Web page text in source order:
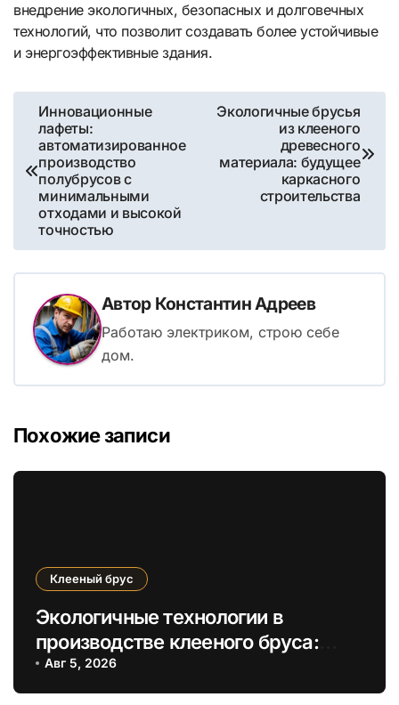
внедрение экологичных, безопасных и долговечных
технологий, что позволит создавать более устойчивые
и энергоэффективные здания.
Навигация
по
записям
Инновационные
лафеты:
автоматизированное
производство
полубрусов с
минимальными
отходами и высокой
точностью
Экологичные брусья
из клееного
древесного
материала: будущее
каркасного
строительства
Автор Константин Адреев
Работаю электриком, строю себе
дом.
Похожие записи
Клееный брус
Экологичные технологии в
производстве клееного бруса:
снижение углеродного следа и
энергоэффективность
Авг 5, 2026